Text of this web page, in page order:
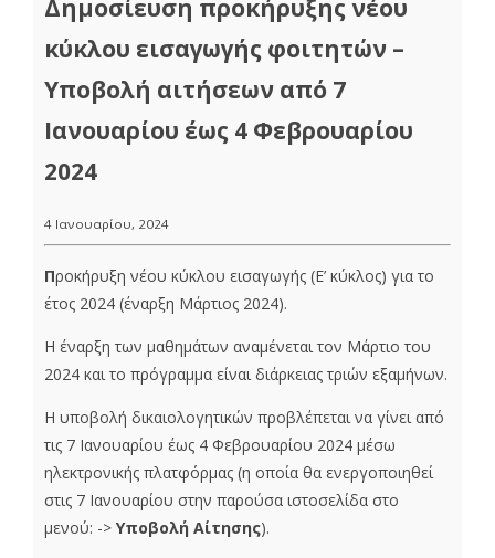
Δημοσίευση προκήρυξης νέου
κύκλου εισαγωγής φοιτητών –
Υποβολή αιτήσεων από 7
Ιανουαρίου έως 4 Φεβρουαρίου
2024
4 Ιανουαρίου, 2024
Προκήρυξη νέου κύκλου εισαγωγής (Ε’ κύκλος) για το
έτος 2024 (έναρξη Μάρτιος 2024).
Η έναρξη των μαθημάτων αναμένεται τον Μάρτιο του
2024 και το πρόγραμμα είναι διάρκειας τριών εξαμήνων.
Η υποβολή δικαιολογητικών προβλέπεται να γίνει από
τις 7 Ιανουαρίου έως 4 Φεβρουαρίου 2024 μέσω
ηλεκτρονικής πλατφόρμας (η οποία θα ενεργοποιηθεί
στις 7 Ιανουαρίου στην παρούσα ιστοσελίδα στο
μενού: -> Υποβολή Αίτησης).